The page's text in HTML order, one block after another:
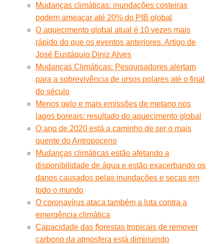
Mudanças climáticas: inundações costeiras
podem ameaçar até 20% do PIB global
O aquecimento global atual é 10 vezes mais
rápido do que os eventos anteriores. Artigo de
José Eustáquio Diniz Alves
Mudanças Climáticas: Pesquisadores alertam
para a sobrevivência de ursos polares até o final
do século
Menos gelo e mais emissões de metano nos
lagos boreais: resultado do aquecimento global
O ano de 2020 está a caminho de ser o mais
quente do Antropoceno
Mudanças climáticas estão afetando a
disponibilidade de água e estão exacerbando os
danos causados pelas inundações e secas em
todo o mundo
O coronavírus ataca também a luta contra a
emergência climática
Capacidade das florestas tropicais de remover
carbono da atmosfera está diminuindo